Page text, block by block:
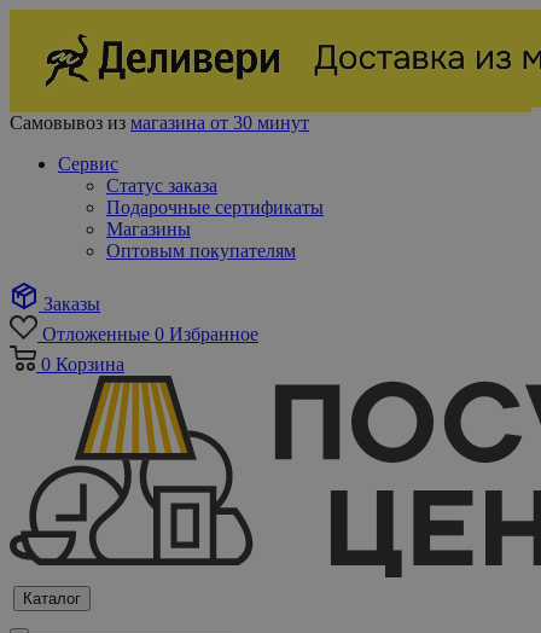
Самовывоз из магазина от 30 минут
Сервис
Статус заказа
Подарочные сертификаты
Магазины
Оптовым покупателям
Заказы
Отложенные 0 Избранное
0 Корзина
Каталог